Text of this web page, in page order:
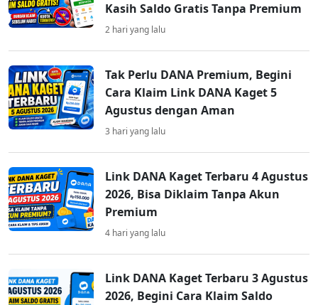
Kasih Saldo Gratis Tanpa Premium
2 hari yang lalu
Tak Perlu DANA Premium, Begini
Cara Klaim Link DANA Kaget 5
Agustus dengan Aman
3 hari yang lalu
Link DANA Kaget Terbaru 4 Agustus
2026, Bisa Diklaim Tanpa Akun
Premium
4 hari yang lalu
Link DANA Kaget Terbaru 3 Agustus
2026, Begini Cara Klaim Saldo